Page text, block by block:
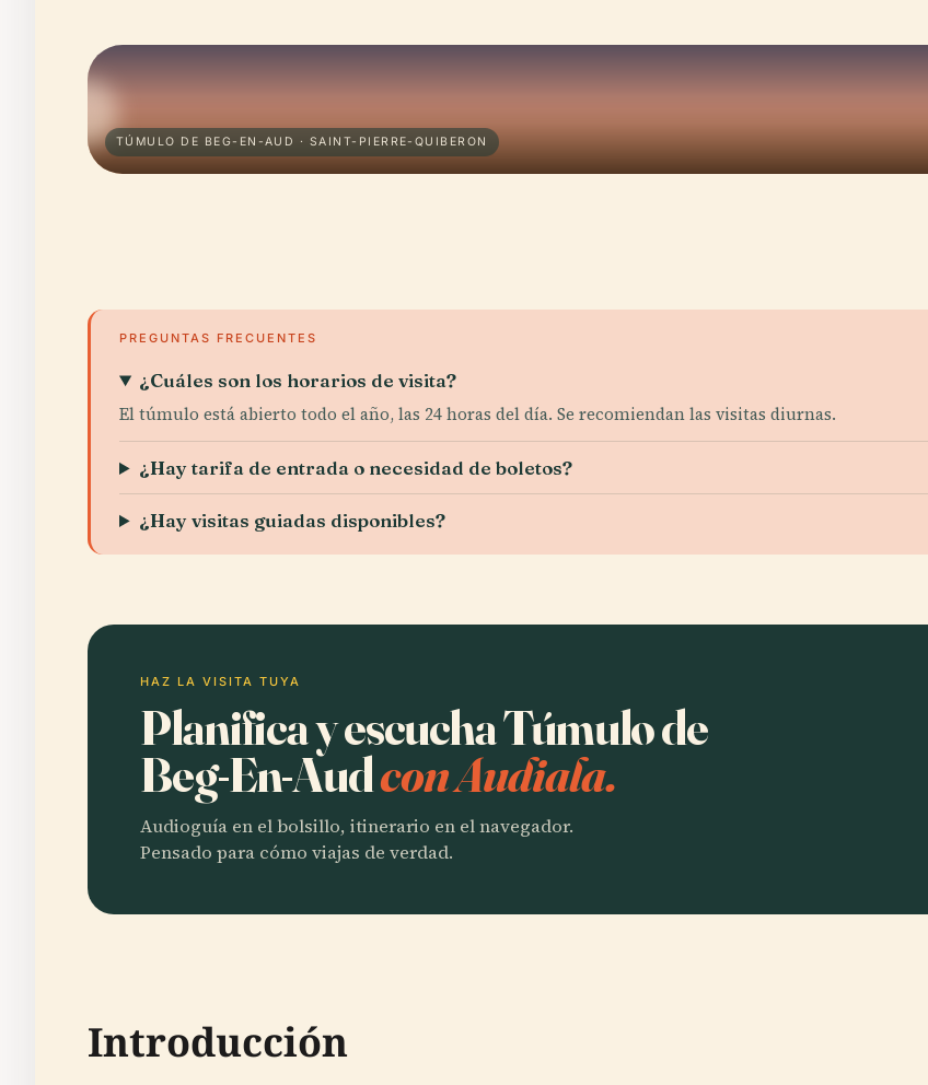
TÚMULO DE BEG-EN-AUD · SAINT-PIERRE-QUIBERON
PREGUNTAS FRECUENTES
¿Cuáles son los horarios de visita?
El túmulo está abierto todo el año, las 24 horas del día. Se recomiendan las visitas diurnas.
¿Hay tarifa de entrada o necesidad de boletos?
¿Hay visitas guiadas disponibles?
HAZ LA VISITA TUYA
Planifica y escucha Túmulo de
Beg-En-Audcon Audiala.
Audioguía en el bolsillo, itinerario en el navegador.
Pensado para cómo viajas de verdad.
Introducción